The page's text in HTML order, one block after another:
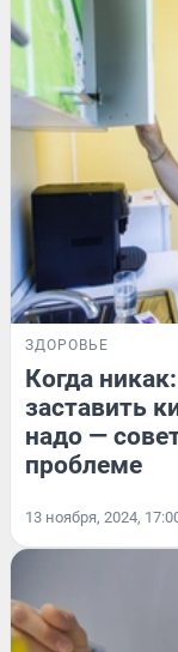
ЗДОРОВЬЕ
Когда
заставить
надо —
проблеме
13 ноября, 2024,